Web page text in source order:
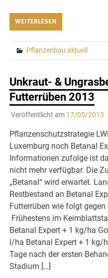
WEITERLESEN
Pflanzenbau aktuell
Unkraut- &
Futterrüben 2013
Veröffentlicht am 17/05/2013
Pflanzenschutzstrategie
Luxemburg noch Betanal
Informationen zufolge ist
nicht mehr verfügbar. Die
„Betanal“ wird erwartet.
Restbestand an Betanal
Futterrüben wie folgt gegen
Frühestens im
Betanal Expert + 1 kg/ha
l/ha Betanal Expert + 1 kg/
Tage nach der ersten
Stadium […]